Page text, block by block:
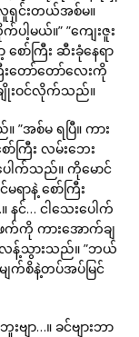
လူရှင်းတယ်အစ်မ။
ါ့မယ်။” ”ကျေးဇူး
ော်ကြီး ဆီးခုံနေရာ
တော်တော်လေးကို
ျိုးဝင်လိုက်သည်။
အစ်မ ရပြီ။ ကား
ာ်ကြီး လမ်းဘေး
ေါက်သည်။ ကိုမောင်
ာနဲ့ စော်ကြီး
င်… ငါသေးပေါက်
ကို ကားအောက်ချ
လန့်သွားသည်။ ”ဘယ်
ျက်စိနဲ့တပ်အပ်မြင်
ဗျာ…။ ခင်ဗျားဘာ